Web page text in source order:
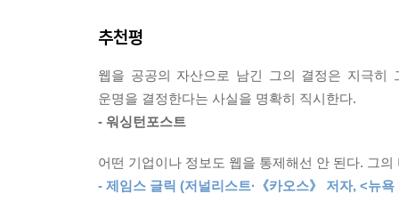
는 망 중립성 원칙을 지키는 일은, 이런 오랜 정치
--- p.249
소셜 미디어가 잘한 점은 그 정보를 쉽게 분석할
점적 지위를 차지했다. 이 디지털 플랫폼들은 웹
하기 시작했다.
경고한다. 자유와 협업의 공간은 이제 감시와
존재하는가?
팀 버너스리는 단호하게 말한다. 웹은 저절로 민
평했듯, 이 책은 “웹의 탄생을 다룬 역사서인 동
추천평
웹을 공공의 자산으로 남긴 그의 결정은 지극히
운명을 결정한다는 사실을 명확히 직시한다.
- 워싱턴포스트
어떤 기업이나 정보도 웹을 통제해선 안 된다. 그
- 제임스 글릭 (저널리스트·《카오스》 저자, <뉴